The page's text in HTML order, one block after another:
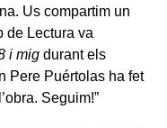
Us compartim un
de Lectura va
i mig durant els
Pere Puértolas ha fet
Seguim!”